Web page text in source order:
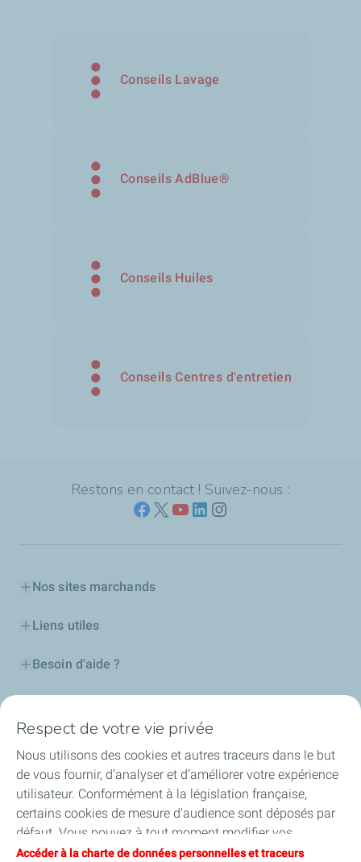
Conseils Lavage
Conseils AdBlue®
Conseils Huiles
Conseils Centres d'entretien
Restons en contact ! Suivez-nous :
Nos sites marchands
Liens utiles
Besoin d'aide ?
Certificats d'économies d'énergie
Nos partenaires
Collaborer avec TotalEnergies
Accessibilité
Respect de votre vie privée
Nous utilisons des cookies et autres traceurs dans le but
de vous fournir, d’analyser et d’améliorer votre expérience
utilisateur. Conformément à la législation française,
certains cookies de mesure d'audience sont déposés par
défaut. Vous pouvez à tout moment modifier vos
paramètres de cookies en cliquant sur le bouton « Gérer
Accéder à la charte de données personnelles et traceurs